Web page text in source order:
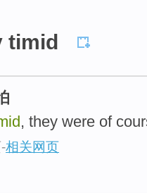
timid
, they were of
-相关网页